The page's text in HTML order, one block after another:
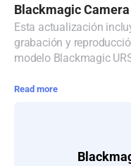
Blackmagic Camera
Esta actualización
grabación y
modelo Blackmagic
Read more